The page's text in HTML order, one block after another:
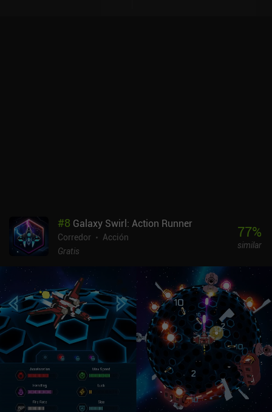
#8 Galaxy Swirl: Action Runner
Corredor
Acción
Gratis
77%
similar